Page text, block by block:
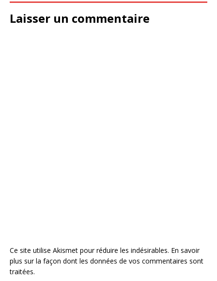
Laisser un commentaire
Ce site utilise Akismet pour réduire les indésirables. En savoir
plus sur la façon dont les données de vos commentaires sont
traitées.